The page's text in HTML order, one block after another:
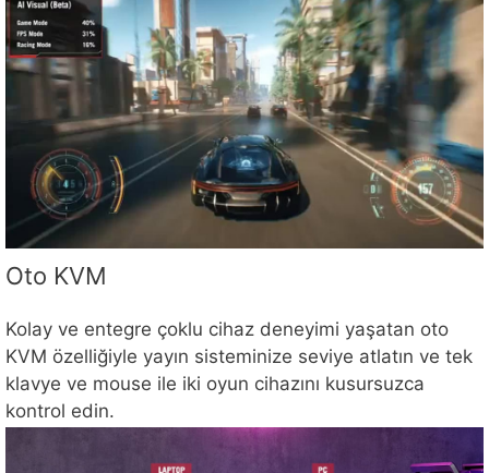
Oto KVM
Kolay ve entegre çoklu cihaz deneyimi yaşatan oto
KVM özelliğiyle yayın sisteminize seviye atlatın ve tek
klavye ve mouse ile iki oyun cihazını kusursuzca
kontrol edin.